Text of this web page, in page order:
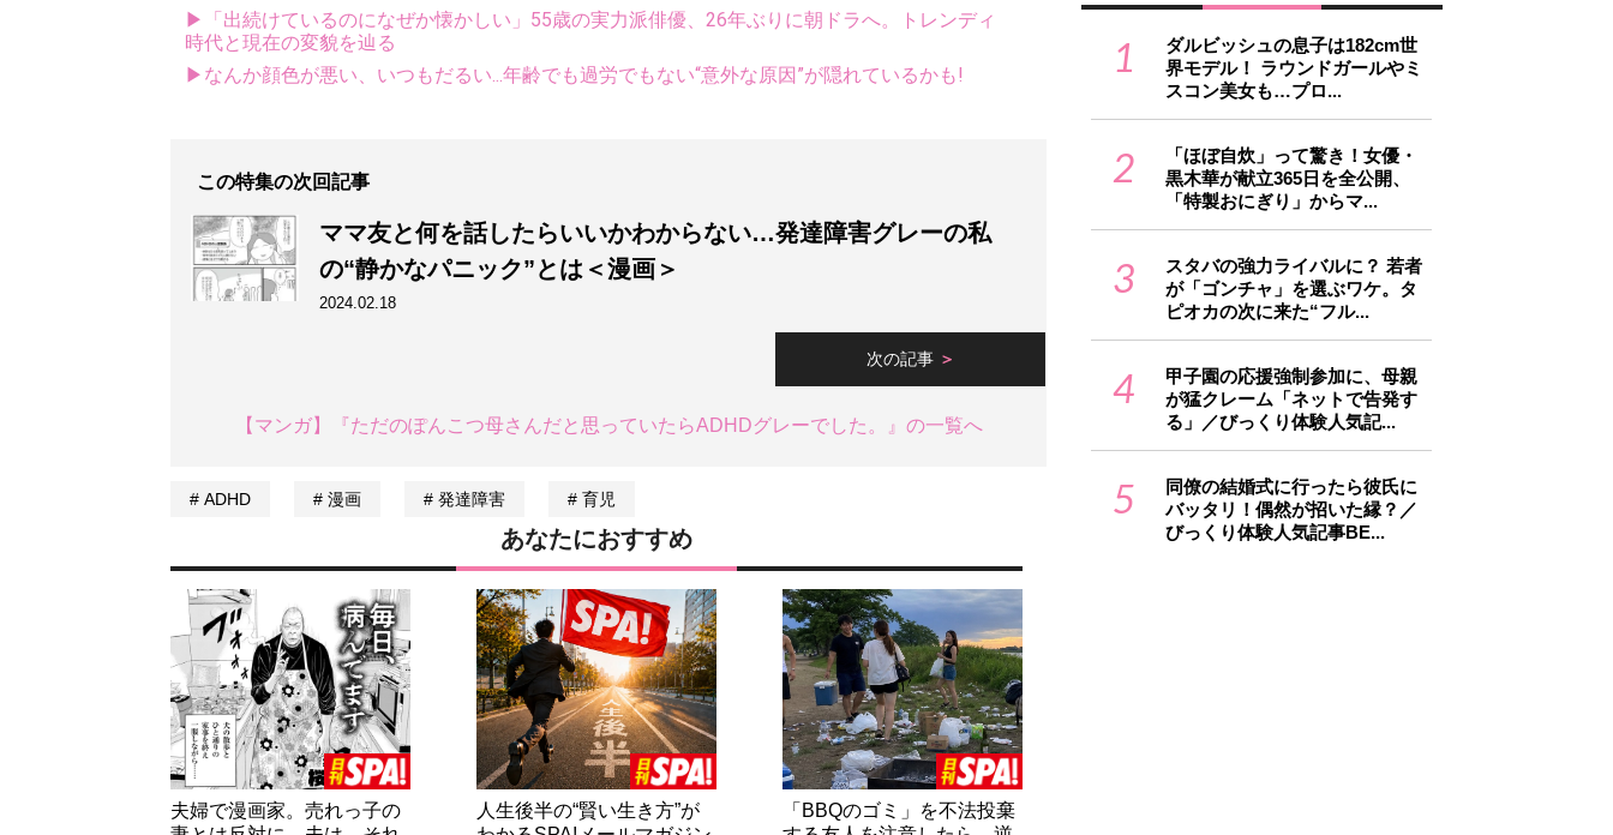
▶「出続けているのになぜか懐かしい」55歳の実力派俳優、26年ぶりに朝ドラへ。トレンディ
時代と現在の変貌を辿る
▶なんか顔色が悪い、いつもだるい...年齢でも過労でもない“意外な原因”が隠れているかも!
この特集の次回記事
ママ友と何を話したらいいかわからない…発達障害グレーの私
の“静かなパニック”とは＜漫画＞
2024.02.18
次の記事
【マンガ】『ただのぽんこつ母さんだと思っていたらADHDグレーでした。』の一覧へ
ADHD 漫画 発達障害 育児
あなたにおすすめ
夫婦で漫画家。売れっ子の
人生後半の“賢い生き方”が
「BBQのゴミ」を不法投棄
1
ダルビッシュの息子は182cm世
界モデル！ ラウンドガールやミ
スコン美女も…プロ...
2
「ほぼ自炊」って驚き！女優・
黒木華が献立365日を全公開、
「特製おにぎり」からマ...
3
スタバの強力ライバルに？ 若者
が「ゴンチャ」を選ぶワケ。タ
ピオカの次に来た“フル...
4
甲子園の応援強制参加に、母親
が猛クレーム「ネットで告発す
る」／びっくり体験人気記...
5
同僚の結婚式に行ったら彼氏に
バッタリ！偶然が招いた縁？／
びっくり体験人気記事BE...